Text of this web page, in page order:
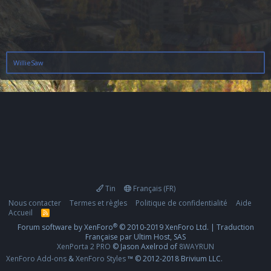
WillieSaw
Tin
Français (FR)
Nous contacter
Termes et règles Politique de confidentialité
Aide
Accueil
R
S
S
Forum software by XenForo® © 2010-2019 XenForo Ltd. | Traduction
Française par Ultim Host, SAS
XenPorta 2 PRO © Jason Axelrod of 8WAYRUN
XenForo Add-ons &XenForo Styles™ © 2012-2018 Brivium LLC.